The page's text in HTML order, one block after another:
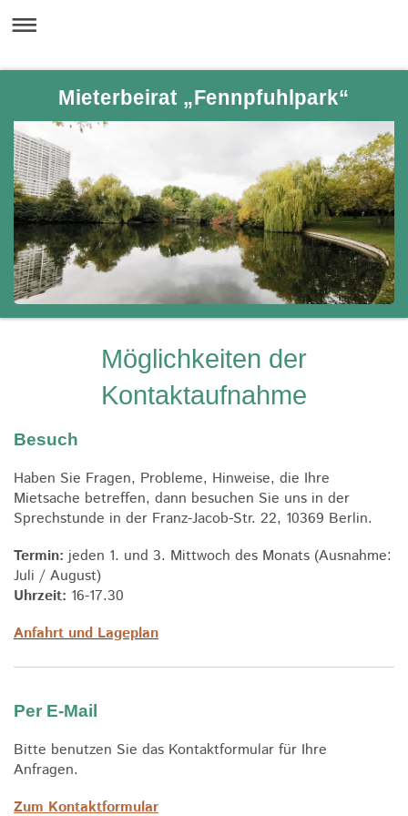
Mieterbeirat „Fennpfuhlpark“
Möglichkeiten der
Kontaktaufnahme
Besuch
Haben Sie Fragen, Probleme, Hinweise, die Ihre
Mietsache betreffen, dann besuchen Sie uns in der
Sprechstunde in der Franz-Jacob-Str. 22, 10369 Berlin.
Termin: jeden 1. und 3. Mittwoch des Monats (Ausnahme:
Juli / August)
Uhrzeit: 16-17.30
Anfahrt und Lageplan
Per E-Mail
Bitte benutzen Sie das Kontaktformular für Ihre
Anfragen.
Zum Kontaktformular